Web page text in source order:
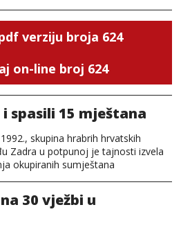
verziju broja 624
on-line broj 624
spasili 15 mještana
skupina hrabrih hrvatskih
Zadra u potpunoj je tajnosti izvela
okupiranih sumještana
30 vježbi u